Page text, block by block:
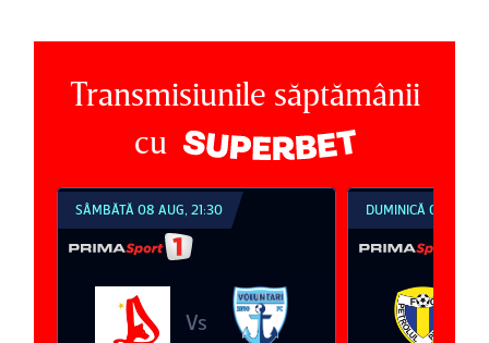
Transmisiunile săptămânii
cu
SÂMBĂTĂ 08 AUG, 21:30
Vs
DUMINICĂ 09 AUG,